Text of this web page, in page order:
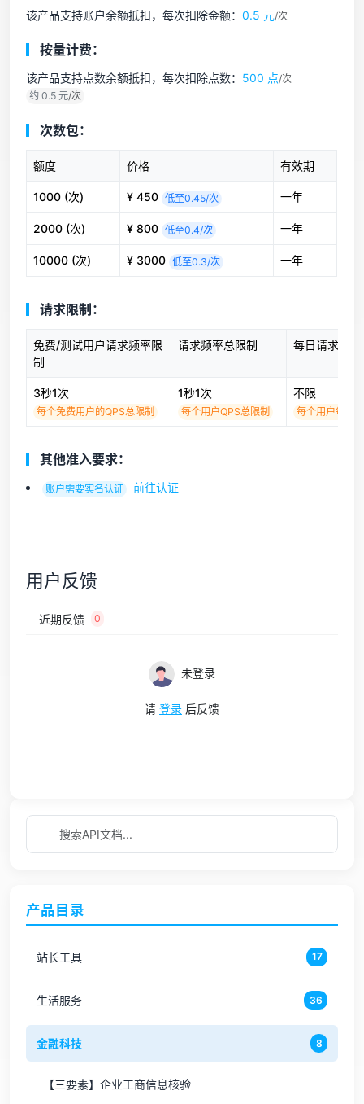
产品目录
站长工具 17
生活服务 36
金融科技 8
【三要素】企业工商信息核验
该产品支持账户余额抵扣，每次扣除金额：0.5 元/次
按量计费：
该产品支持点数余额抵扣，每次扣除点数： 500 点/次
约 0.5 元/次
次数包：
额度 价格 有效期
1000 (次) ¥ 450 低至0.45/次 一年
2000 (次) ¥ 800 低至0.4/次 一年
10000 (次) ¥ 3000 低至0.3/次 一年
请求限制：
免费/测试用户请求频率限
制
请求频率总限制 每日请求次
3秒1次
每个免费用户的QPS总限制
1秒1次
每个用户QPS总限制
不限
每个用户每日
其他准入要求：
账户需要实名认证 前往认证
用户反馈
近期反馈 0
未登录
请 登录 后反馈